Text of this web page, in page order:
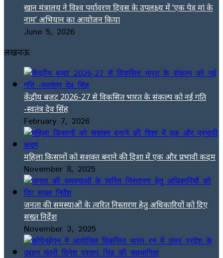
खान मंत्रालय ने विश्व पर्यावरण दिवस के उपलक्ष्य में ‘एक पेड़ मां के
नाम’ अभियान का आयोजन किया
June 5, 2026
लखनऊ
केंद्रीय बजट 2026-27 से विकसित भारत के संकल्प को नई गति
-स्वतंत्र देव सिंह
February 7, 2026
महिला किसानों को सशक्त बनाने की दिशा में एक और प्रभावी कदम
November 8, 2025
जनता की समस्याओं के त्वरित निस्तारण हेतु अधिकारियों को दिए
सख्त निर्देश
November 3, 2025